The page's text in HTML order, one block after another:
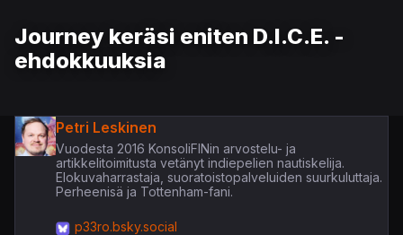
Journey keräsi eniten D.I.C.E. -
ehdokkuuksia
Petri Leskinen
Vuodesta 2016 KonsoliFINin arvostelu- ja
artikkelitoimitusta vetänyt indiepelien nautiskelija.
Elokuvaharrastaja, suoratoistopalveluiden suurkuluttaja.
Perheenisä ja Tottenham-fani.
p33ro.bsky.social